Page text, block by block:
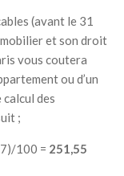
(avant le 31
et son droit
vous coutera
ou d’un
calcul des
;
100 = 251,55